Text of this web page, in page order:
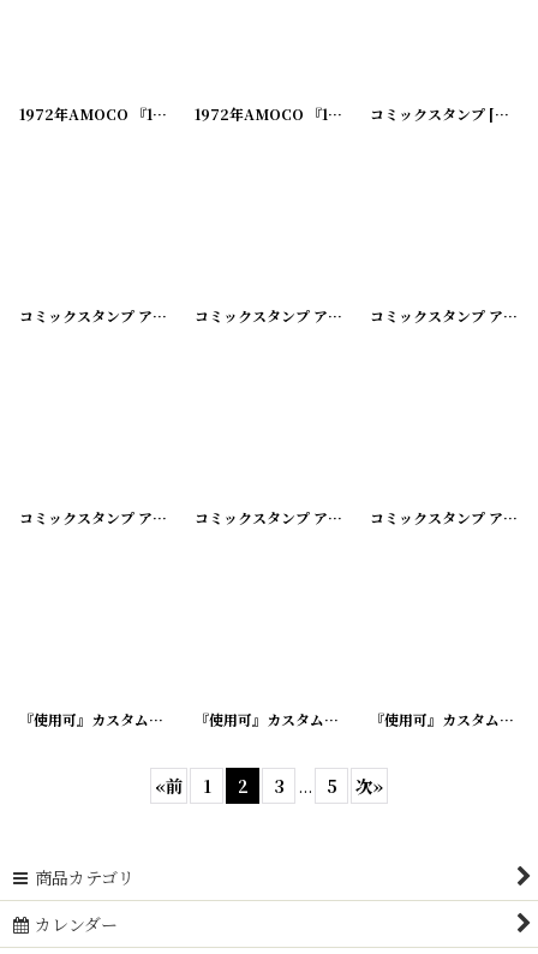
1972年AMOCO 『1952 I LIKE IKE』大統領選挙キャンペーンピンバッチ 1972年AMOCO 『1960 STUDENTS FOR KENNEDY』大統領選挙キャンペーンピンバッチ コミックスタンプ [
コミックスタンプ アンティークメタルスタンプ [20240603-02]
コミックスタンプ アンティークメタルスタンプ [コミックスタンプ アンティークメタルスタンプ
コミックスタンプ アンティークメタルスタンプ [20240603-09]
コミックスタンプ アンティークメタルスタンプ [コミックスタンプ アンティークメタルスタンプ
『使用可』カスタム加工済 アドバタイジング ビンテージボールペン [
『使用可』カスタム加工済 アドバタイジング ビンテージボールペン 『使用可』カスタム加工済 アドバタイジング ビンテージボールペン
«前 1 2 3 ... 5 次»
商品カテゴリ
カレンダー